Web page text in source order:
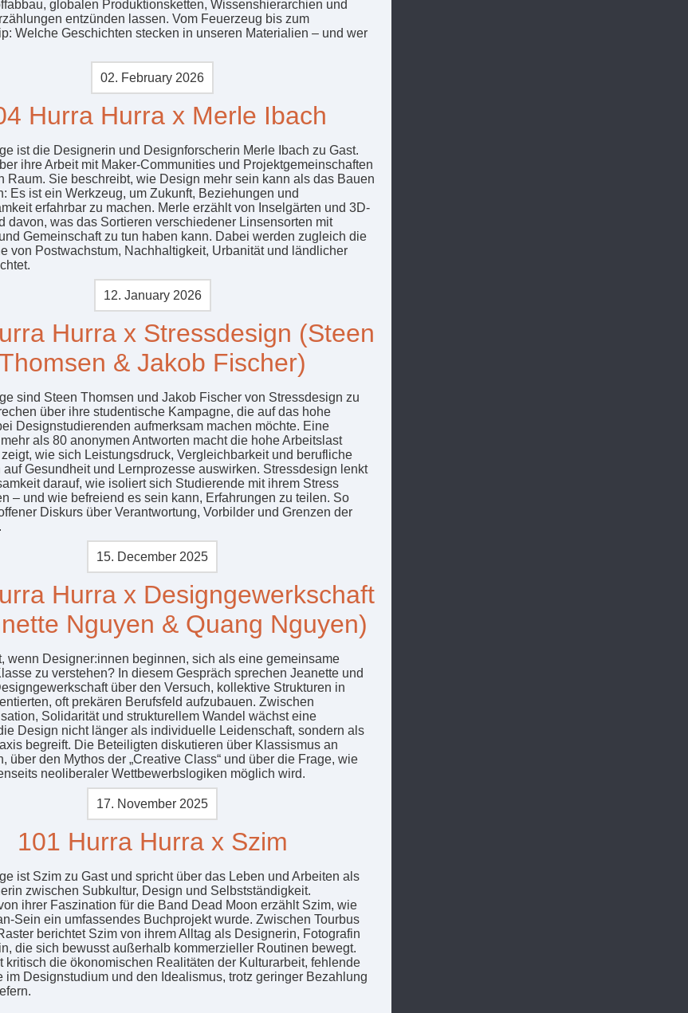
globalen Produktionsketten, Wissenshierarchien und
entzünden lassen. Vom Feuerzeug bis zum
Welche Geschichten stecken in unseren Materialien – und wer
02. February 2026
Hurra Hurra x Merle Ibach
ist die Designerin und Designforscherin Merle Ibach zu Gast.
ihre Arbeit mit Maker-Communities und Projektgemeinschaften
Raum. Sie beschreibt, wie Design mehr sein kann als das Bauen
Es ist ein Werkzeug, um Zukunft, Beziehungen und
erfahrbar zu machen. Merle erzählt von Inselgärten und 3D-
davon, was das Sortieren verschiedener Linsensorten mit
Gemeinschaft zu tun haben kann. Dabei werden zugleich die
von Postwachstum, Nachhaltigkeit, Urbanität und ländlicher
12. January 2026
Hurra x Stressdesign (Steen
& Jakob Fischer)
sind Steen Thomsen und Jakob Fischer von Stressdesign zu
über ihre studentische Kampagne, die auf das hohe
Designstudierenden aufmerksam machen möchte. Eine
als 80 anonymen Antworten macht die hohe Arbeitslast
wie sich Leistungsdruck, Vergleichbarkeit und berufliche
auf Gesundheit und Lernprozesse auswirken. Stressdesign lenkt
darauf, wie isoliert sich Studierende mit ihrem Stress
– und wie befreiend es sein kann, Erfahrungen zu teilen. So
Diskurs über Verantwortung, Vorbilder und Grenzen der
15. December 2025
Hurra x Designgewerkschaft
Nguyen & Quang Nguyen)
wenn Designer:innen beginnen, sich als eine gemeinsame
zu verstehen? In diesem Gespräch sprechen Jeanette und
über den Versuch, kollektive Strukturen in
oft prekären Berufsfeld aufzubauen. Zwischen
Solidarität und strukturellem Wandel wächst eine
Design nicht länger als individuelle Leidenschaft, sondern als
begreift. Die Beteiligten diskutieren über Klassismus an
über den Mythos der „Creative Class“ und über die Frage, wie
neoliberaler Wettbewerbslogiken möglich wird.
17. November 2025
101 Hurra Hurra x Szim
ist Szim zu Gast und spricht über das Leben und Arbeiten als
zwischen Subkultur, Design und Selbstständigkeit.
ihrer Faszination für die Band Dead Moon erzählt Szim, wie
Sein ein umfassendes Buchprojekt wurde. Zwischen Tourbus
berichtet Szim von ihrem Alltag als Designerin, Fotografin
die sich bewusst außerhalb kommerzieller Routinen bewegt.
kritisch die ökonomischen Realitäten der Kulturarbeit, fehlende
im Designstudium und den Idealismus, trotz geringer Bezahlung